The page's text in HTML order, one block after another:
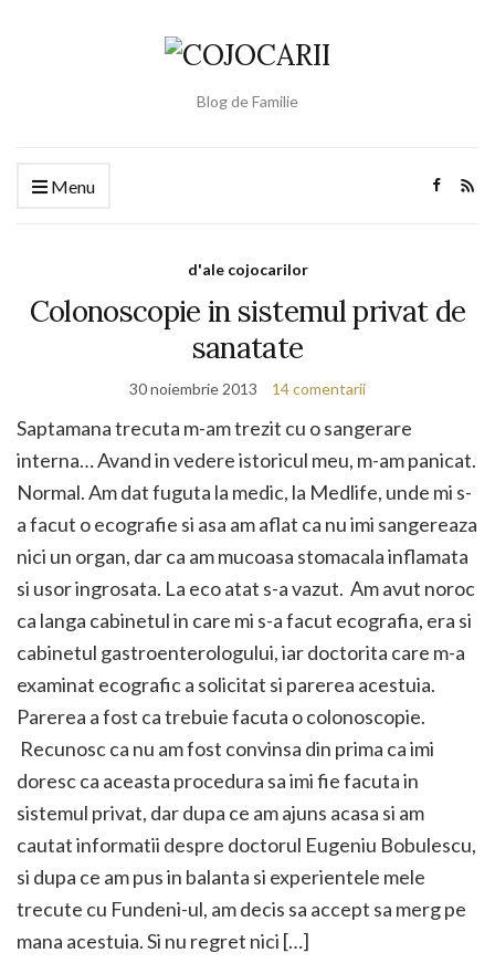
Blog de Familie
Menu
d'ale cojocarilor
Colonoscopie in sistemul privat de
sanatate
30 noiembrie 2013 14 comentarii
Saptamana trecuta m-am trezit cu o sangerare
interna… Avand in vedere istoricul meu, m-am panicat.
Normal. Am dat fuguta la medic, la Medlife, unde mi s-
a facut o ecografie si asa am aflat ca nu imi sangereaza
nici un organ, dar ca am mucoasa stomacala inflamata
si usor ingrosata. La eco atat s-a vazut. Am avut noroc
ca langa cabinetul in care mi s-a facut ecografia, era si
cabinetul gastroenterologului, iar doctorita care m-a
examinat ecografic a solicitat si parerea acestuia.
Parerea a fost ca trebuie facuta o colonoscopie.
Recunosc ca nu am fost convinsa din prima ca imi
doresc ca aceasta procedura sa imi fie facuta in
sistemul privat, dar dupa ce am ajuns acasa si am
cautat informatii despre doctorul Eugeniu Bobulescu,
si dupa ce am pus in balanta si experientele mele
trecute cu Fundeni-ul, am decis sa accept sa merg pe
mana acestuia. Si nu regret nici […]